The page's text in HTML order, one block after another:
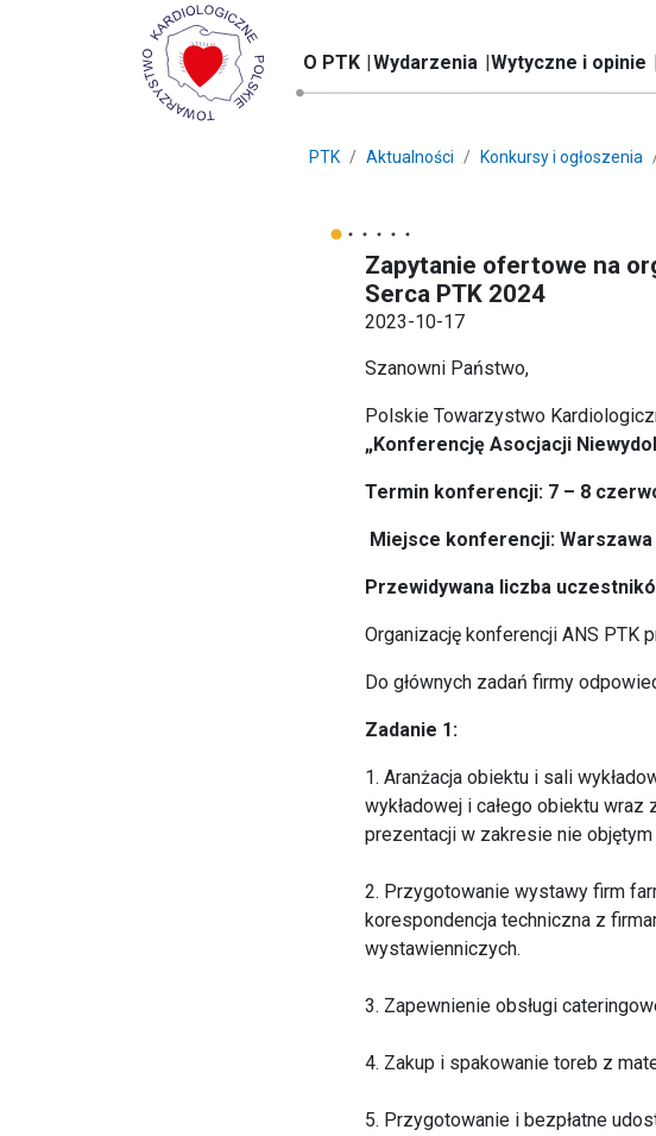
O PTK Wydarzenia Wytyczne i opinie
PTK Aktualności Konkursy i ogłoszenia
Zapytanie ofertowe na
Serca PTK 2024
2023-10-17
Szanowni Państwo,
Polskie Towarzystwo
„Konferencję Asocjacji
Termin konferencji: 7 – 8
Miejsce konferencji: Warszawa
Przewidywana liczba
Organizację konferencji ANS PTK
Do głównych zadań firmy
Zadanie 1:
1. Aranżacja obiektu i sali
wykładowej i całego obiektu
prezentacji w zakresie nie
2. Przygotowanie wystawy firm
korespondencja techniczna z
wystawienniczych.
3. Zapewnienie obsługi
4. Zakup i spakowanie toreb z
5. Przygotowanie i bezpłatne